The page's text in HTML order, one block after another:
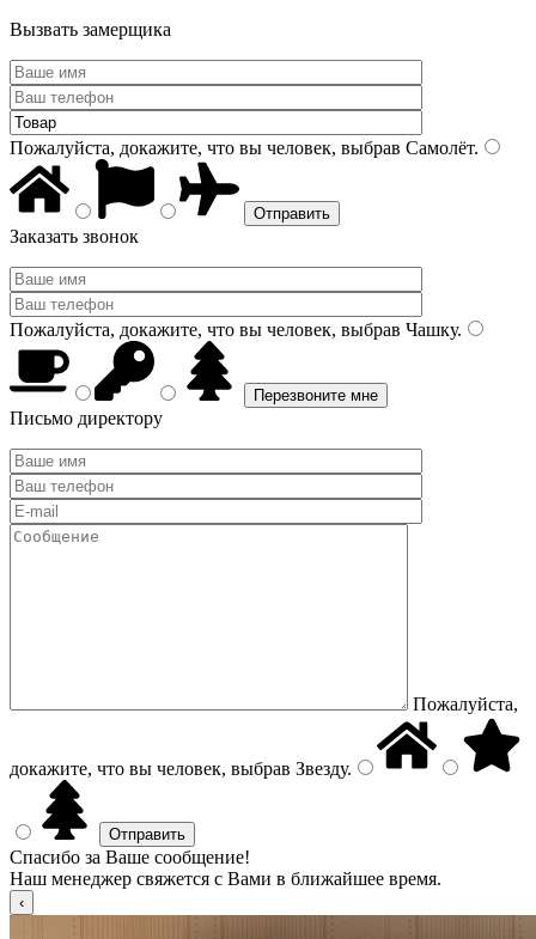
Вызвать замерщика
Пожалуйста, докажите, что вы человек, выбрав Самолёт.
Заказать звонок
Пожалуйста, докажите, что вы человек, выбрав Чашку.
Письмо директору
Пожалуйста,
докажите, что вы человек, выбрав Звезду.
Спасибо за Ваше сообщение!
Наш менеджер свяжется с Вами в ближайшее время.